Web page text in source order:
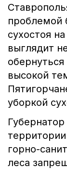
проблемой
сухостоя
выглядит
высокой
уборкой
горно-
леса